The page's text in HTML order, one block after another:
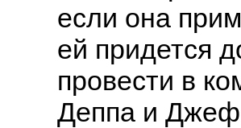
если она
ей придется
провести в
Деппа и